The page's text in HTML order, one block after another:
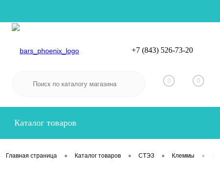
Вход
+7 (843) 526-73-20
0 0
Каталог товаров
Главная страница • Каталог товаров • СТЭЗ • Клеммы •